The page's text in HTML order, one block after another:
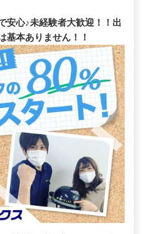
安心♪未経験者大歓迎！！出
基本ありません！！